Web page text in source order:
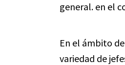
general. en el
En el ámbito
variedad de